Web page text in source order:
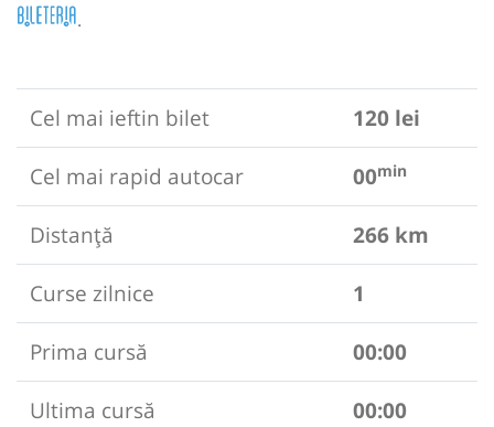
.
Cel mai ieftin bilet
120 lei
Cel mai rapid autocar
00min
Distanță
266 km
Curse zilnice
1
Prima cursă
00:00
Ultima cursă
00:00